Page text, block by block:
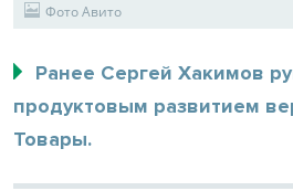
Фото Авито
Ранее Сергей Хакимов
продуктовым развитием
Товары.